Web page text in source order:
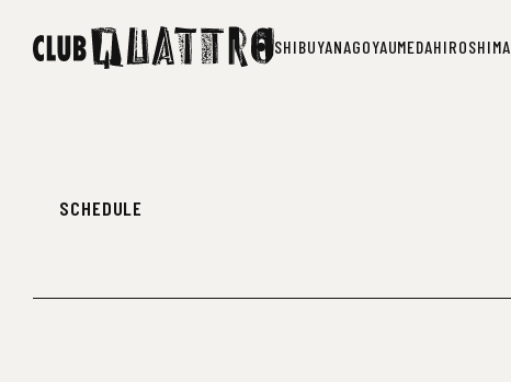
SHIBUYANAGOYAUMEDAHIROSHIMA
SCHEDULE